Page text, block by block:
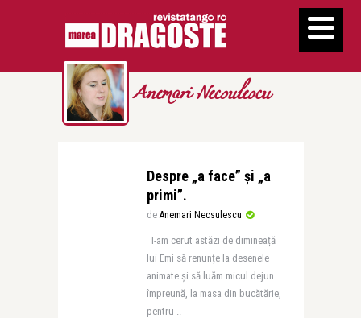
Anemari Necsulescu
Despre „a face” și „a
primi”.
de Anemari Necsulescu
I-am cerut astăzi de dimineață
lui Emi să renunțe la desenele
animate și să luăm micul dejun
împreună, la masa din bucătărie,
pentru ..